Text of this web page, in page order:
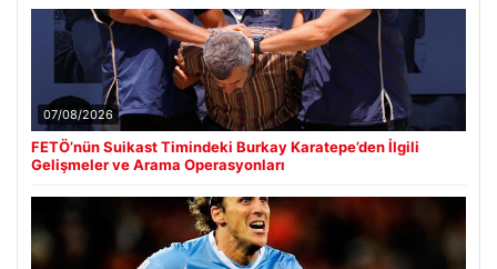
07/08/2026
FETÖ’nün Suikast Timindeki Burkay Karatepe’den İlgili
Gelişmeler ve Arama Operasyonları